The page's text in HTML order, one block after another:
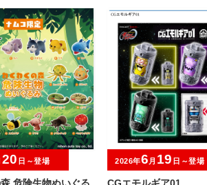
20 日～登場 2026年6 月 19 日～登場